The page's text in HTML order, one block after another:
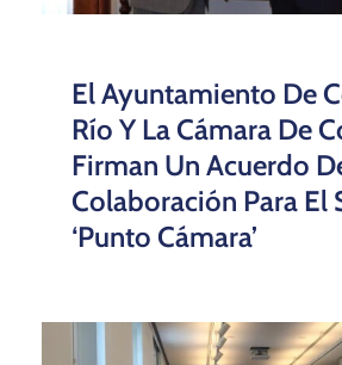
El Ayuntamiento De
Río Y La Cámara De
Firman Un Acuerdo
Colaboración Para El
‘Punto Cámara’